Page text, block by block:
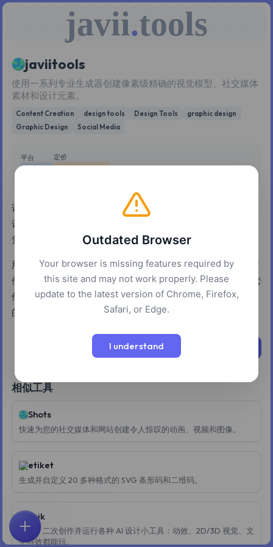
javii.tools
javiitools
使用一系列专业生成器创建像素级精确的视觉模型、社交媒体
素材和设计元素。
Content Creation design tools Design Tools
graphic design
Graphic Design
Social Media
平台
定价
访问一系列旨在简化消息模型、邮票和社交媒体标签创建的设
计工具。该平台提供了一个统一的界面，用于生成高质量的视
觉内容，而无需学习复杂的专业设计软件。
用户可以导出多种格式的资产，包括透明 PNG 和动画 MP4 文
件，适用于 iMessage、WhatsApp 和 Instagram 等平台。该套
件提供多种样式和自定义选项，以确保不同数字媒体项目之间
的视觉一致性。
相似工具
Shots
快速为您的社交媒体和网站创建令人惊叹的动画、视频和图像。
etiket
生成并自定义 20 多种格式的 SVG 条形码和二维码。
Brik
构建、二次创作并运行各种 AI 设计小工具：动效、2D/3D 视觉、文
字特效都能玩。
首页 探索 搜索 收藏 反馈 账户
Outdated Browser
Your browser is missing features required by
this site and may not work properly. Please
update to the latest version of Chrome, Firefox,
Safari, or Edge.
I understand